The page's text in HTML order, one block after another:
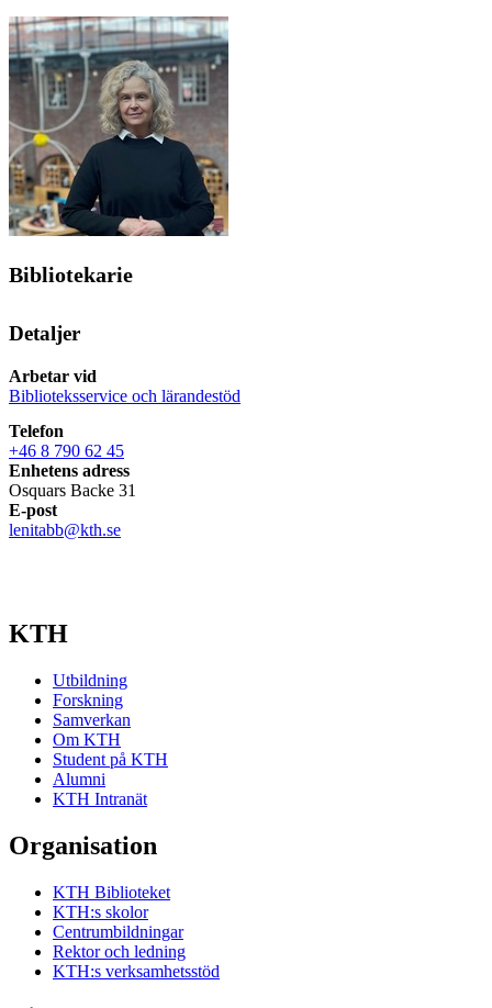
Bibliotekarie
Detaljer
Arbetar vid
Biblioteksservice och lärandestöd
Telefon
+46 8 790 62 45
Enhetens adress
Osquars Backe 31
E-post
lenitabb@kth.se
KTH
Utbildning
Forskning
Samverkan
Om KTH
Student på KTH
Alumni
KTH Intranät
Organisation
KTH Biblioteket
KTH:s skolor
Centrumbildningar
Rektor och ledning
KTH:s verksamhetsstöd